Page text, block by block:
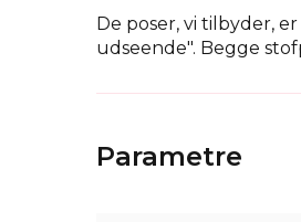
De poser, vi tilbyder,
udseende". Begge
Juteposerpasser
Vores sortiment af
Parametre